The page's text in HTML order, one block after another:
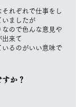
れぞれで仕事をし
いましたが
ので色んな意見や
出来て
るのがいい意味で
か？